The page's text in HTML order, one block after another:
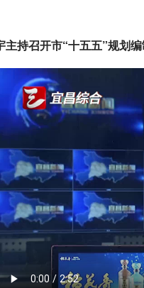
主持召开市“十五五”规划